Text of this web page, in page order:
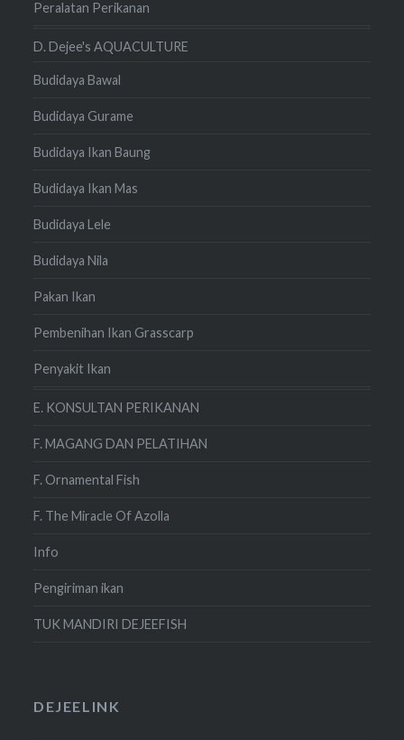
Peralatan Perikanan
D. Dejee's AQUACULTURE
Budidaya Bawal
Budidaya Gurame
Budidaya Ikan Baung
Budidaya Ikan Mas
Budidaya Lele
Budidaya Nila
Pakan Ikan
Pembenihan Ikan Grasscarp
Penyakit Ikan
E. KONSULTAN PERIKANAN
F. MAGANG DAN PELATIHAN
F. Ornamental Fish
F. The Miracle Of Azolla
Info
Pengiriman ikan
TUK MANDIRI DEJEEFISH
DEJEELINK